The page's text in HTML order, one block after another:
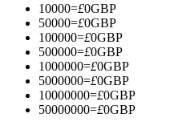
10000=£0GBP
50000=£0GBP
100000=£0GBP
500000=£0GBP
1000000=£0GBP
5000000=£0GBP
10000000=£0GBP
50000000=£0GBP